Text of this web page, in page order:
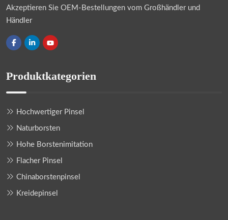
Akzeptieren Sie OEM-Bestellungen vom Großhändler und
Händler
Produktkategorien
Hochwertiger Pinsel
Naturborsten
Hohe Borstenimitation
Flacher Pinsel
Chinaborstenpinsel
Kreidepinsel